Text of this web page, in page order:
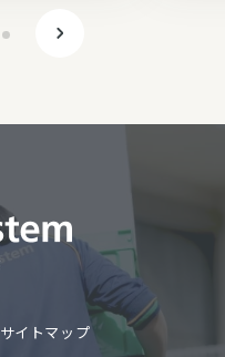
サイトマップ